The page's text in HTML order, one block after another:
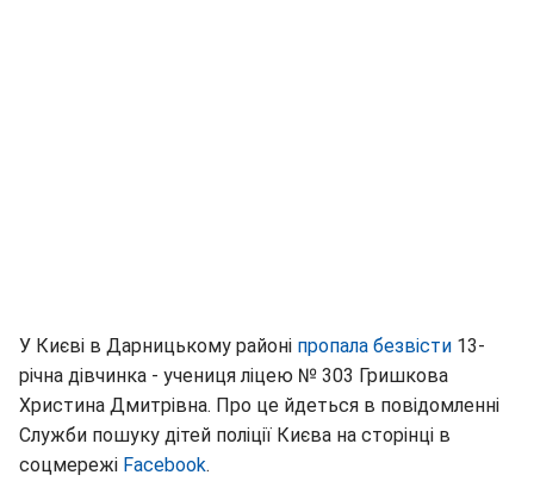
У Києві в Дарницькому районі пропала безвісти 13-
річна дівчинка - учениця ліцею № 303 Гришкова
Христина Дмитрівна. Про це йдеться в повідомленні
Служби пошуку дітей поліції Києва на сторінці в
соцмережі Facebook.